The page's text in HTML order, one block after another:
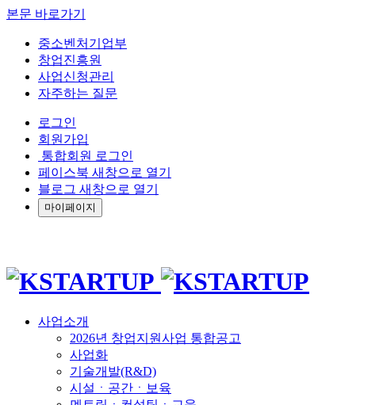
본문 바로가기
중소벤처기업부
창업진흥원
사업신청관리
자주하는 질문
로그인
회원가입
통합회원 로그인
페이스북 새창으로 열기
블로그 새창으로 열기
마이페이지
사업소개
2026년 창업지원사업 통합공고
사업화
기술개발(R&D)
시설ㆍ공간ㆍ보육